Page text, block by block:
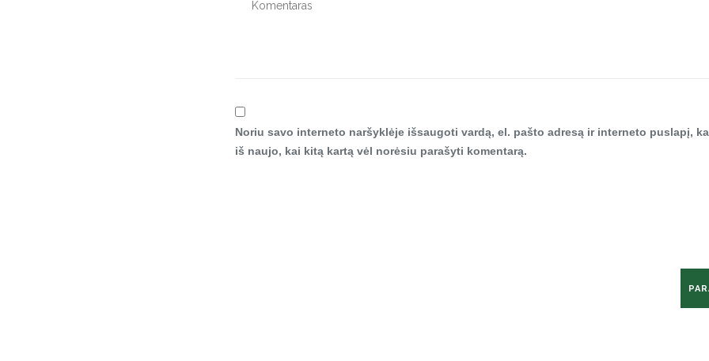
Noriu savo interneto naršyklėje išsaugoti vardą, el. pašto adresą ir interneto puslapį,
iš naujo, kai kitą kartą vėl norėsiu parašyti komentarą.